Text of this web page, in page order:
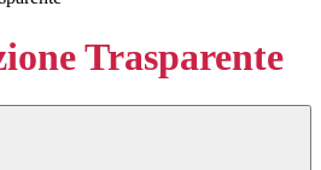
Trasparente